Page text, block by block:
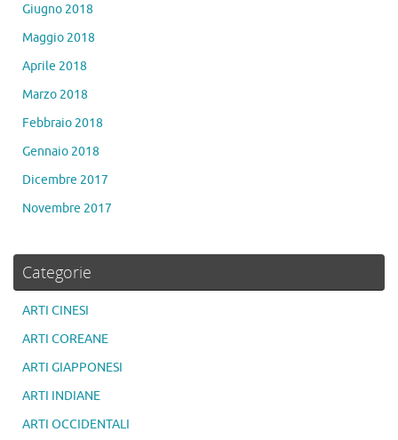
Giugno 2018
Maggio 2018
Aprile 2018
Marzo 2018
Febbraio 2018
Gennaio 2018
Dicembre 2017
Novembre 2017
Categorie
ARTI CINESI
ARTI COREANE
ARTI GIAPPONESI
ARTI INDIANE
ARTI OCCIDENTALI